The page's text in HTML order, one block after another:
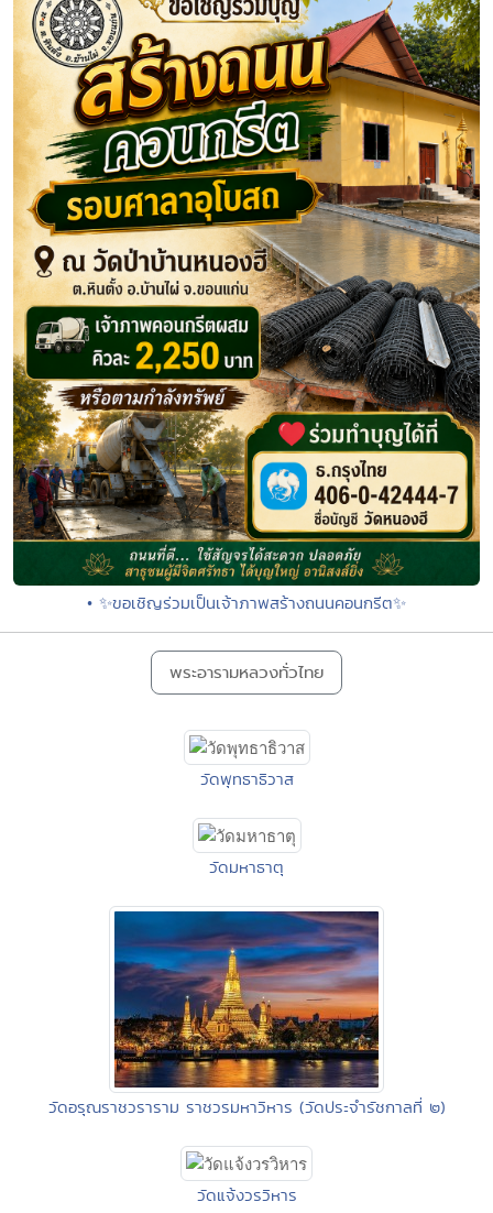
• ✨ขอเชิญร่วมเป็นเจ้าภาพสร้างถนนคอนกรีต✨
พระอารามหลวงทั่วไทย
วัดพุทธาธิวาส
วัดมหาธาตุ
วัดอรุณราชวราราม ราชวรมหาวิหาร (วัดประจำรัชกาลที่ ๒)
วัดแจ้งวรวิหาร